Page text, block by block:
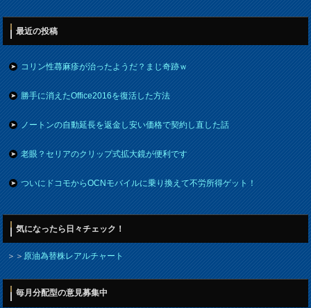
最近の投稿
コリン性蕁麻疹が治ったようだ？まじ奇跡ｗ
勝手に消えたOffice2016を復活した方法
ノートンの自動延長を返金し安い価格で契約し直した話
老眼？セリアのクリップ式拡大鏡が便利です
ついにドコモからOCNモバイルに乗り換えて不労所得ゲット！
気になったら日々チェック！
＞＞原油為替株レアルチャート
毎月分配型の意見募集中